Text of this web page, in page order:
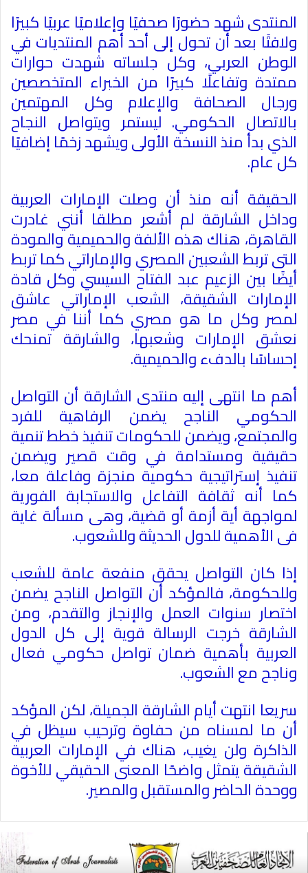
المنتدى شهد حضورًا صحفيًا وإعلاميًا عربيًا كبيرًا
ولافتًا بعد أن تحول إلى أحد أهم المنتديات في
الوطن العربي، وكل جلساته شهدت حوارات
ممتدة وتفاعلًا كبيرًا من الخبراء المتخصصين
ورجال الصحافة والإعلام وكل المهتمين
بالاتصال الحكومي. ليستمر ويتواصل النجاح
الذي بدأ منذ النسخة الأولى ويشهد زخمًا إضافيًا
كل عام.
الحقيقة أنه منذ أن وصلت الإمارات العربية
وداخل الشارقة لم أشعر مطلقا أنني غادرت
القاهرة، هناك هذه الألفة والحميمية والمودة
التى تربط الشعبين المصري والإماراتي كما تربط
أيضًا بين الزعيم عبد الفتاح السيسي وكل قادة
الإمارات الشقيقة، الشعب الإماراتي عاشق
لمصر وكل ما هو مصري كما أننا في مصر
نعشق الإمارات وشعبها، والشارقة تمنحك
إحساسًا بالدفء والحميمية.
أهم ما انتهى إليه منتدى الشارقة أن التواصل
الحكومي الناجح يضمن الرفاهية للفرد
والمجتمع، ويضمن للحكومات تنفيذ خطط تنمية
حقيقية ومستدامة في وقت قصير ويضمن
تنفيذ إستراتيجية حكومية منجزة وفاعلة معا،
كما أنه ثقافة التفاعل والاستجابة الفورية
لمواجهة أية أزمة أو قضية، وهى مسألة غاية
فى الأهمية للدول الحديثة وللشعوب.
إذا كان التواصل يحقق منفعة عامة للشعب
وللحكومة، فالمؤكد أن التواصل الناجح يضمن
اختصار سنوات العمل والإنجاز والتقدم، ومن
الشارقة خرجت الرسالة قوية إلى كل الدول
العربية بأهمية ضمان تواصل حكومي فعال
وناجح مع الشعوب.
سريعا انتهت أيام الشارقة الجميلة، لكن المؤكد
أن ما لمسناه من حفاوة وترحيب سيظل في
الذاكرة ولن يغيب، هناك في الإمارات العربية
الشقيقة يتمثل واضحًا المعنى الحقيقي للأخوة
ووحدة الحاضر والمستقبل والمصير.